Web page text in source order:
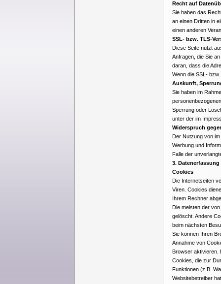
Recht auf
Sie haben das
an einen Dritten in
einen anderen
SSL- bzw. TLS-
Diese Seite nutzt
Anfragen, die Sie
daran, dass die
Wenn die SSL-
Auskunft,
Sie haben im
Sperrung oder
unter der im
Widerspruch
Der Nutzung von
Werbung und
Falle der
3.
Cookies
Die Internetseiten
Viren. Cookies
Ihrem Rechner
Die meisten der
gelöscht. Andere
beim nächsten
Sie können Ihren
Annahme von
Browser aktivieren.
Cookies, die zur
Funktionen (z.B.
Websitebetreiber